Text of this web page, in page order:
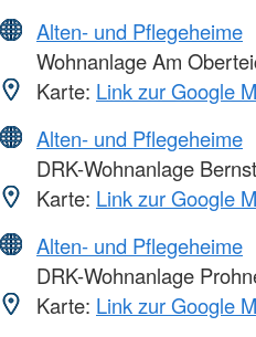
Alten- und Pflegeheime
Wohnanlage Am
Karte: Link zur Google
Alten- und Pflegeheime
DRK-Wohnanlage
Karte: Link zur Google
Alten- und Pflegeheime
DRK-Wohnanlage
Karte: Link zur Google